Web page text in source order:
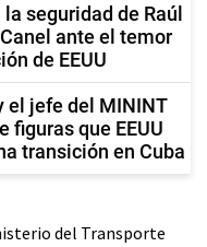
seguridad de Raúl
ante el temor
de EEUU
el jefe del MININT
figuras que EEUU
transición en Cuba
del Transporte